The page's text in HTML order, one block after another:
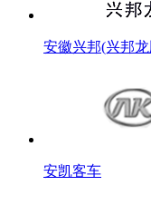
安徽兴邦(兴邦
安凯客车